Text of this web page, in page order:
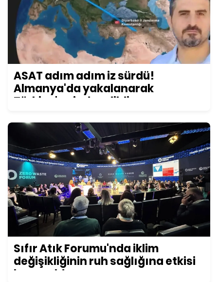
ASAT adım adım iz sürdü!
Almanya'da yakalanarak
Türkiye'ye iade edildi
Sıfır Atık Forumu'nda iklim
değişikliğinin ruh sağlığına etkisi
konuşuldu